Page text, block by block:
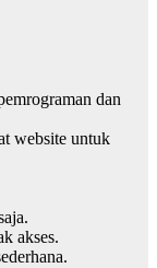
dan
website untuk
akses.